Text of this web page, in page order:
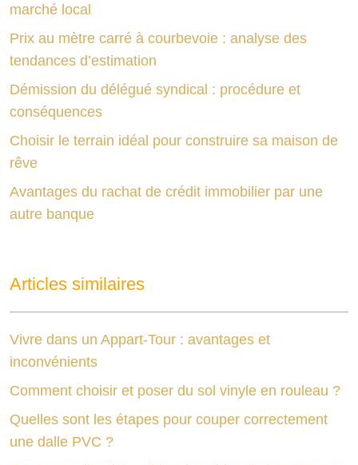
marché local
Prix au mètre carré à courbevoie : analyse des
tendances d’estimation
Démission du délégué syndical : procédure et
conséquences
Choisir le terrain idéal pour construire sa maison de
rêve
Avantages du rachat de crédit immobilier par une
autre banque
Articles similaires
Vivre dans un Appart-Tour : avantages et
inconvénients
Comment choisir et poser du sol vinyle en rouleau ?
Quelles sont les étapes pour couper correctement
une dalle PVC ?